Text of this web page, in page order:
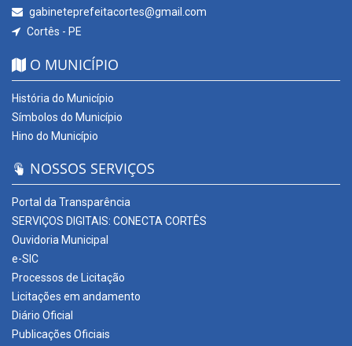
gabineteprefeitacortes@gmail.com
Cortês - PE
O MUNICÍPIO
História do Município
Símbolos do Município
Hino do Município
NOSSOS SERVIÇOS
Portal da Transparência
SERVIÇOS DIGITAIS: CONECTA CORTÊS
Ouvidoria Municipal
e-SIC
Processos de Licitação
Licitações em andamento
Diário Oficial
Publicações Oficiais